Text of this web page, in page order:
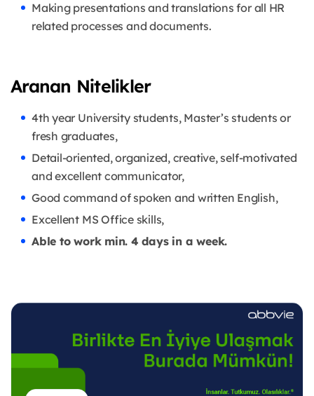
Making presentations and translations for all HR
related processes and documents.
Aranan Nitelikler
4th year University students, Master’s students or
fresh graduates,
Detail-oriented, organized, creative, self-motivated
and excellent communicator,
Good command of spoken and written English,
Excellent MS Office skills,
Able to work min. 4 days in a week.